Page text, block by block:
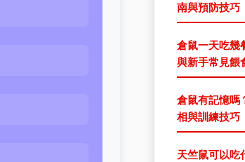
南與預防技巧
倉鼠一天吃幾
與新手常見餵
倉鼠有記憶嗎
相與訓練技巧
天竺鼠可以吃